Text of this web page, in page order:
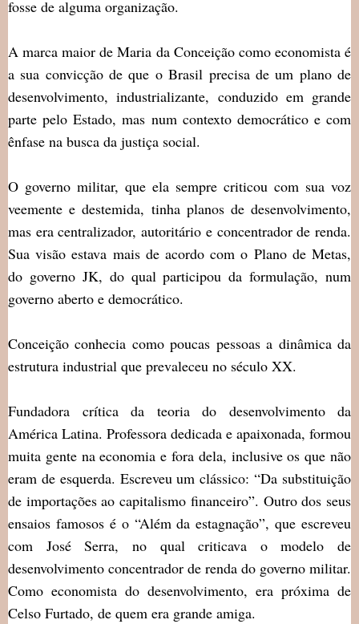
fosse de alguma organização.
A marca maior de Maria da Conceição como economista é
a sua convicção de que o Brasil precisa de um plano de
desenvolvimento, industrializante, conduzido em grande
parte pelo Estado, mas num contexto democrático e com
ênfase na busca da justiça social.
O governo militar, que ela sempre criticou com sua voz
veemente e destemida, tinha planos de desenvolvimento,
mas era centralizador, autoritário e concentrador de renda.
Sua visão estava mais de acordo com o Plano de Metas,
do governo JK, do qual participou da formulação, num
governo aberto e democrático.
Conceição conhecia como poucas pessoas a dinâmica da
estrutura industrial que prevaleceu no século XX.
Fundadora crítica da teoria do desenvolvimento da
América Latina. Professora dedicada e apaixonada, formou
muita gente na economia e fora dela, inclusive os que não
eram de esquerda. Escreveu um clássico: “Da substituição
de importações ao capitalismo financeiro”. Outro dos seus
ensaios famosos é o “Além da estagnação”, que escreveu
com José Serra, no qual criticava o modelo de
desenvolvimento concentrador de renda do governo militar.
Como economista do desenvolvimento, era próxima de
Celso Furtado, de quem era grande amiga.